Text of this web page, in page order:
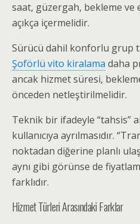
saat, güzergah, bekleme ve
açıkça içermelidir.
Sürücü dahil konforlu grup
Şoförlü vito kiralama daha
ancak hizmet süresi,
önceden netleştirilmelidir.
Teknik bir ifadeyle “tahsis”
kullanıcıya ayrılmasıdır.
noktadan diğerine planlı
aynı gibi görünse de
farklıdır.
Hizmet Türleri Arasındaki Farklar